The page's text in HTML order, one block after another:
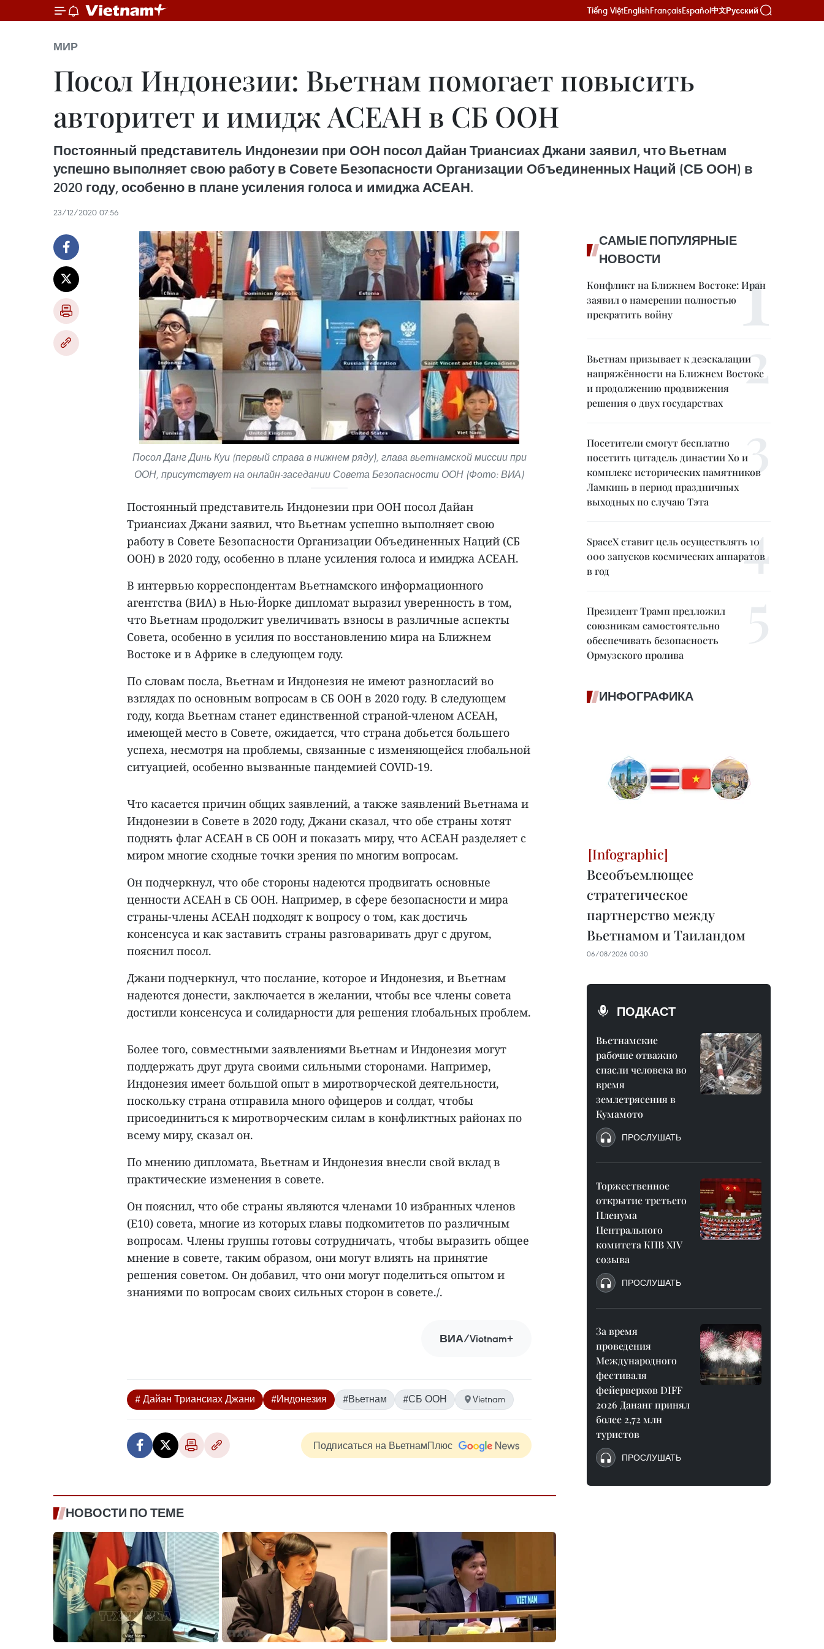
Tiếng ViệtEnglishFrançaisEspañol中文Русский
МИР
Посол Индонезии: Вьетнам помогает повысить
авторитет и имидж АСЕАН в СБ ООН
Постоянный представитель Индонезии при ООН посол Дайан Триансиах Джани заявил, что Вьетнам
успешно выполняет свою работу в Совете Безопасности Организации Объединенных Наций (СБ ООН) в
2020 году, особенно в плане усиления голоса и имиджа АСЕАН.
23/12/2020 07:56
Посол Данг Динь Куи (первый справа в нижнем ряду), глава вьетнамской миссии при
ООН, присутствует на онлайн-заседании Совета Безопасности ООН (Фото: ВИА)
Постоянный представитель Индонезии при ООН посол Дайан
Триансиах Джани заявил, что Вьетнам успешно выполняет свою
работу в Совете Безопасности Организации Объединенных Наций (СБ
ООН) в 2020 году, особенно в плане усиления голоса и имиджа АСЕАН.
В интервью корреспондентам Вьетнамского информационного
агентства (ВИА) в Нью-Йорке дипломат выразил уверенность в том,
что Вьетнам продолжит увеличивать взносы в различные аспекты
Совета, особенно в усилия по восстановлению мира на Ближнем
Востоке и в Африке в следующем году.
По словам посла, Вьетнам и Индонезия не имеют разногласий во
взглядах по основным вопросам в СБ ООН в 2020 году. В следующем
году, когда Вьетнам станет единственной страной-членом АСЕАН,
имеющей место в Совете, ожидается, что страна добьется большего
успеха, несмотря на проблемы, связанные с изменяющейся глобальной
ситуацией, особенно вызванные пандемией COVID-19.
Что касается причин общих заявлений, а также заявлений Вьетнама и
Индонезии в Совете в 2020 году, Джани сказал, что обе страны хотят
поднять флаг АСЕАН в СБ ООН и показать миру, что АСЕАН разделяет с
миром многие сходные точки зрения по многим вопросам.
Он подчеркнул, что обе стороны надеются продвигать основные
ценности АСЕАН в СБ ООН. Например, в сфере безопасности и мира
страны-члены АСЕАН подходят к вопросу о том, как достичь
консенсуса и как заставить страны разговаривать друг с другом,
пояснил посол.
Джани подчеркнул, что послание, которое и Индонезия, и Вьетнам
надеются донести, заключается в желании, чтобы все члены совета
достигли консенсуса и солидарности для решения глобальных проблем.
Более того, совместными заявлениями Вьетнам и Индонезия могут
поддержать друг друга своими сильными сторонами. Например,
Индонезия имеет большой опыт в миротворческой деятельности,
поскольку страна отправила много офицеров и солдат, чтобы
присоединиться к миротворческим силам в конфликтных районах по
всему миру, сказал он.
По мнению дипломата, Вьетнам и Индонезия внесли свой вклад в
практические изменения в совете.
Он пояснил, что обе страны являются членами 10 избранных членов
(E10) совета, многие из которых главы подкомитетов по различным
вопросам. Члены группы готовы сотрудничать, чтобы выразить общее
мнение в совете, таким образом, они могут влиять на принятие
решения советом. Он добавил, что они могут поделиться опытом и
знаниями по вопросам своих сильных сторон в совете./.
ВИА/Vietnam+
# Дайан Триансиах Джани #Индонезия #Вьетнам #СБ ООН Vietnam
Подписаться на ВьетнамПлюс
НОВОСТИ ПО ТЕМЕ
САМЫЕ ПОПУЛЯРНЫЕ
НОВОСТИ
Конфликт на Ближнем Востоке: Иран
заявил о намерении полностью
прекратить войну
Вьетнам призывает к деэскалации
напряжённости на Ближнем Востоке
и продолжению продвижения
решения о двух государствах
Посетители смогут бесплатно
посетить цитадель династии Хо и
комплекс исторических памятников
Ламкинь в период праздничных
выходных по случаю Тэта
SpaceX ставит цель осуществлять 10
000 запусков космических аппаратов
в год
Президент Трамп предложил
союзникам самостоятельно
обеспечивать безопасность
Ормузского пролива
ИНФОГРАФИКА
Всеобъемлющее
стратегическое
партнерство между
Вьетнамом и Таиландом
06/08/2026 00:30
ПОДКАСТ
Вьетнамские
рабочие отважно
спасли человека во
время
землетрясения в
Кумамото
ПРОСЛУШАТЬ
Торжественное
открытие третьего
Пленума
Центрального
комитета КПВ XIV
созыва
ПРОСЛУШАТЬ
За время
проведения
Международного
фестиваля
фейерверков DIFF
2026 Дананг принял
более 2,72 млн
туристов
ПРОСЛУШАТЬ